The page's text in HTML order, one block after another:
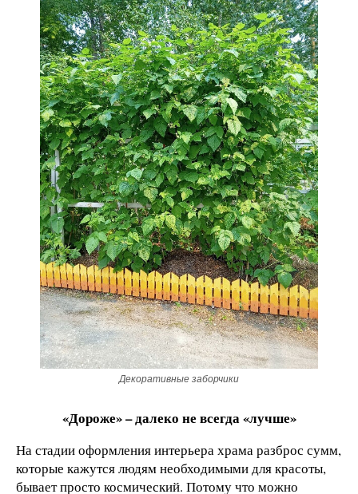
Декоративные заборчики
«Дороже» – далеко не всегда «лучше»
На стадии оформления интерьера храма разброс сумм,
которые кажутся людям необходимыми для красоты,
бывает просто космический. Потому что можно